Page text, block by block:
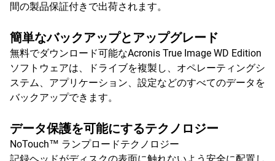
間の製品保証付きで出荷されます。
簡単なバックアップとアップグレード
無料でダウンロード可能なAcronis True Image WD Edition
ソフトウェアは、ドライブを複製し、オペレーティングシ
ステム、アプリケーション、設定などのすべてのデータを
バックアップできます。
データ保護を可能にするテクノロジー
NoTouch™ ランプロードテクノロジー